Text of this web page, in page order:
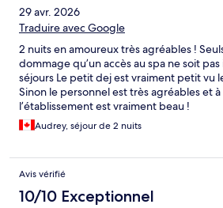
29 avr. 2026
Traduire avec Google
2 nuits en amoureux très agréables !
dommage qu’un accès au spa ne soit
séjours Le petit dej est vraiment petit vu
Sinon le personnel est très agréables et à
l’établissement est vraiment beau !
Audrey, séjour de 2 nuits
Avis vérifié
10/10 Exceptionnel